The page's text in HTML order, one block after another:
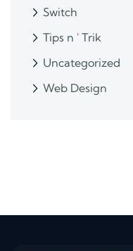
Switch
Tips n ' Trik
Uncategorized
Web Design